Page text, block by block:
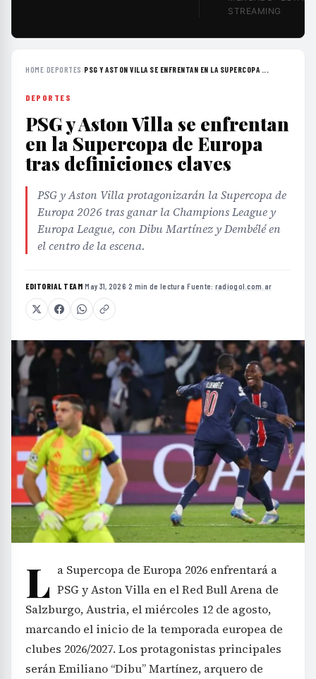
STREAMING
HOME›DEPORTES ›PSG Y ASTON VILLA SE ENFRENTAN EN LA SUPERCOPA ...
DEPORTES
PSG y Aston Villa se enfrentan
en la Supercopa de Europa
tras definiciones claves
PSG y Aston Villa protagonizarán la Supercopa de
Europa 2026 tras ganar la Champions League y
Europa League, con Dibu Martínez y Dembélé en
el centro de la escena.
EDITORIAL TEAM·May 31, 2026·2 min de lectura·Fuente: radiogol.com.ar
L a Supercopa de Europa 2026 enfrentará a
PSG y Aston Villa en el Red Bull Arena de
Salzburgo, Austria, el miércoles 12 de agosto,
marcando el inicio de la temporada europea de
clubes 2026/2027. Los protagonistas principales
serán Emiliano “Dibu” Martínez, arquero de